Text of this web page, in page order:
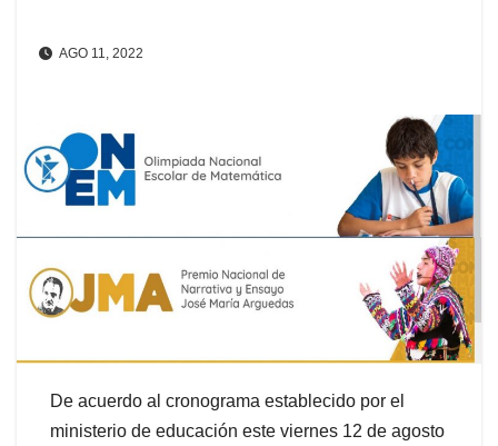
AGO 11, 2022
De acuerdo al cronograma establecido por el
ministerio de educación este viernes 12 de agosto